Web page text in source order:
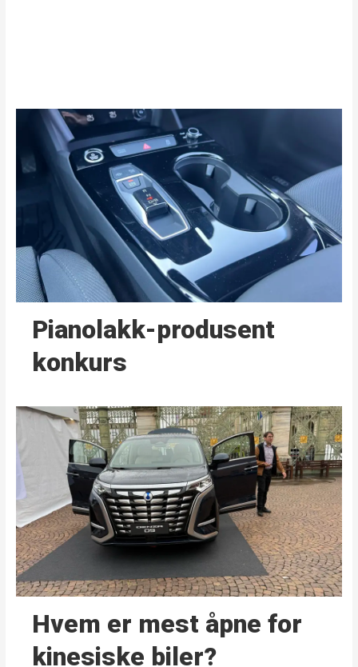
Pianolakk-produsent
konkurs
Hvem er mest åpne for
kinesiske biler?